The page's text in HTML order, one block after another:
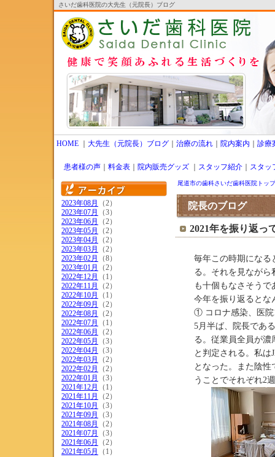
さいだ歯科医院の大先生（元院長）ブログ
HOME｜ 大先生（元院長）ブログ｜ 治療の流れ｜ 院内案内 診療
患者様の声｜ 料金表｜ 院内販売グッズ スタッフ紹介｜ スタッ
2023年08月
（2）
2023年07月
（3）
2023年06月
（2）
2023年05月
（2）
2023年04月
（2）
2023年03月
（2）
2023年02月
（8）
2023年01月
（2）
2022年12月
（1）
2022年11月
（2）
2022年10月
（1）
2022年09月
（2）
2022年08月
（2）
2022年07月
（1）
2022年06月
（2）
2022年05月
（3）
2022年04月
（3）
2022年03月
（2）
2022年02月
（2）
2022年01月
（3）
2021年12月
（1）
2021年11月
（2）
2021年10月
（3）
2021年09月
（3）
2021年08月
（2）
2021年07月
（3）
2021年06月
（2）
2021年05月
（1）
尾道市の歯科さいだ歯科医院トッ
院長のブログ
2021年を振り返っ
毎年この時期になる
る。それを見ながら
も十個もなさそうで
今年を振り返るとな
① コロナ感染、医院
5月半ば、院長であ
る。従業員全員が濃
と判定される。私は
となった。また陰
うことでそれぞれ2